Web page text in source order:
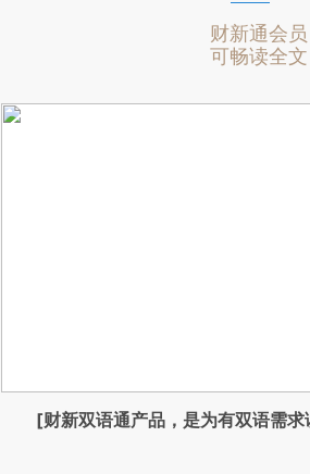
财新通会员
可畅读全文
[财新双语通产品，是为有双语需求